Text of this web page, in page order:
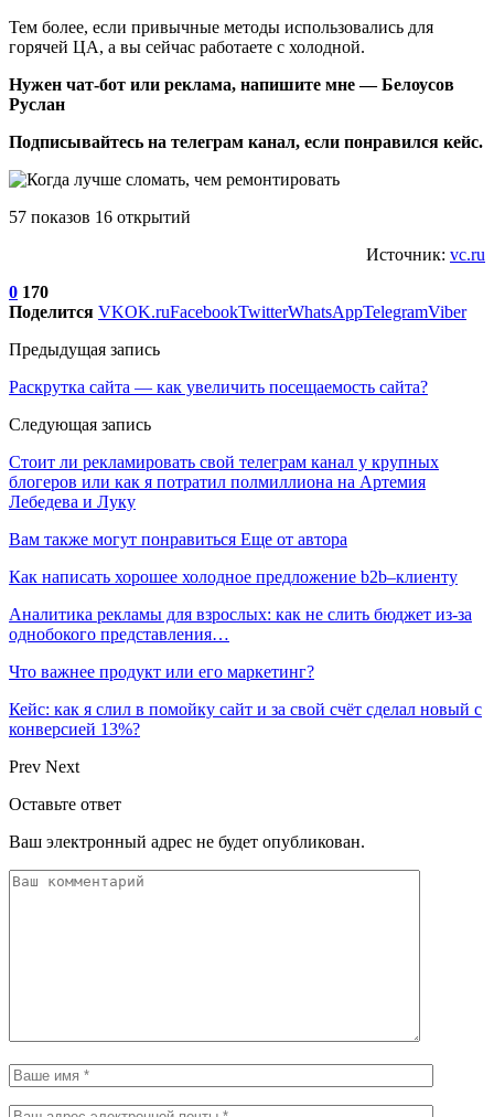
Тем более, если привычные методы использовались для
горячей ЦА, а вы сейчас работаете с холодной.
Нужен чат-бот или реклама, напишите мне — Белоусов
Руслан
Подписывайтесь на телеграм канал, если понравился кейс.
57 показов 16 открытий
Источник: vc.ru
0 170
Поделится VKOK.ruFacebookTwitterWhatsAppTelegramViber
Предыдущая запись
Раскрутка сайта — как увеличить посещаемость сайта?
Следующая запись
Стоит ли рекламировать свой телеграм канал у крупных
блогеров или как я потратил полмиллиона на Артемия
Лебедева и Луку
Вам также могут понравиться Еще от автора
Как написать хорошее холодное предложение b2b–клиенту
Аналитика рекламы для взрослых: как не слить бюджет из-за
однобокого представления…
Что важнее продукт или его маркетинг?
Кейс: как я слил в помойку сайт и за свой счёт сделал новый с
конверсией 13%?
Prev Next
Оставьте ответ
Ваш электронный адрес не будет опубликован.